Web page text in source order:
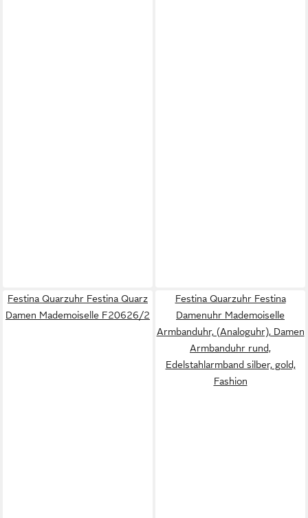
Festina Quarzuhr Festina Quarz
Damen Mademoiselle F20626/2
Festina Quarzuhr Festina
Damenuhr Mademoiselle
Armbanduhr, (Analoguhr), Damen
Armbanduhr rund,
Edelstahlarmband silber, gold,
Fashion